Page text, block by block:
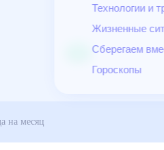
Технологии
Жизненные
Сберегаем
Гороскопы
Погода на месяц